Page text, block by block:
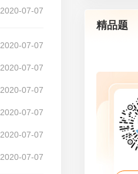
2020-07-07
2020-07-07
2020-07-07
2020-07-07
2020-07-07
2020-07-07
2020-07-07
精品题